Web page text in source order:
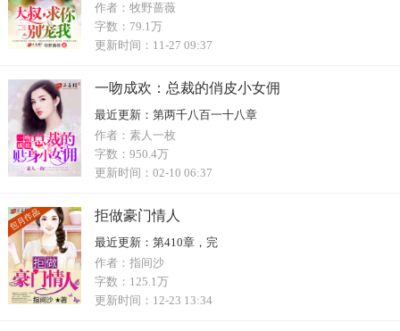
作者： 牧野蔷薇
字数： 79.1万
更新时间： 11-27 09:37
一吻成欢：总裁的俏皮小女佣
最近更新： 第两千八百一十八章
作者： 素人一枚
字数： 950.4万
更新时间： 02-10 06:37
拒做豪门情人
最近更新： 第410章，完
作者： 指间沙
字数： 125.1万
更新时间： 12-23 13:34